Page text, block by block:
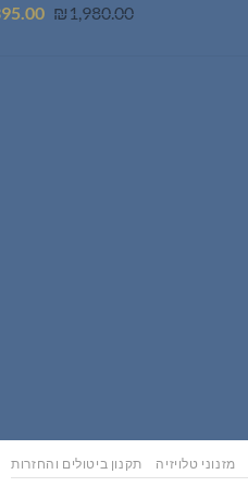
₪ 1,980.00
מזנוני טלויזיה תקנון ביטולים והחזרות